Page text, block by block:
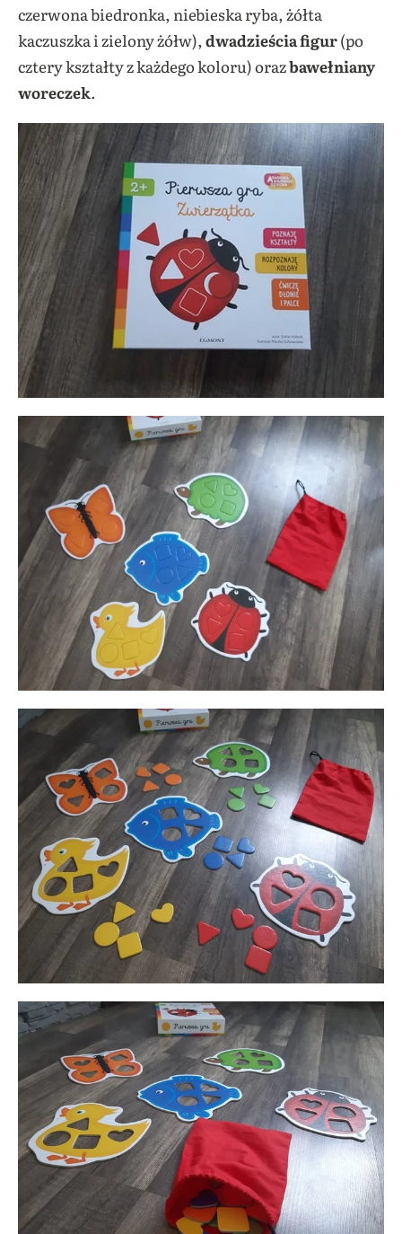
czerwona biedronka, niebieska ryba, żółta
kaczuszka i zielony żółw), dwadzieścia figur(po
cztery kształty z każdego koloru) orazbawełniany
woreczek.